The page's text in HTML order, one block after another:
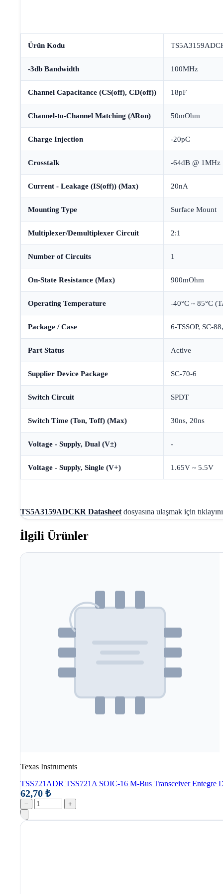
Ürün Kodu
-3db Bandwidth 100MHz
Channel Capacitance (CS(off), CD(off)) 18pF
Channel-to-Channel Matching (ΔRon) 50mOhm
Charge Injection -20pC
Crosstalk -64dB @ 1MHz
Current - Leakage (IS(off)) (Max) 20nA
Mounting Type Surface Mount
Multiplexer/Demultiplexer Circuit 2:1
Number of Circuits 1
On-State Resistance (Max) 900mOhm
Operating Temperature -40°C ~ 85°C
Package / Case 6-TSSOP, SC-
Part Status Active
Supplier Device Package SC-70-6
Switch Circuit SPDT
Switch Time (Ton, Toff) (Max) 30ns, 20ns
Voltage - Supply, Dual (V±) -
Voltage - Supply, Single (V+) 1.65V ~ 5.5V
TS5A3159ADCKR Datasheet dosyasına ulaşmak için
İlgili Ürünler
Texas Instruments
TSS721ADR TSS721A SOIC-16 M-Bus Transceiver Entegre
62,70 ₺
− +